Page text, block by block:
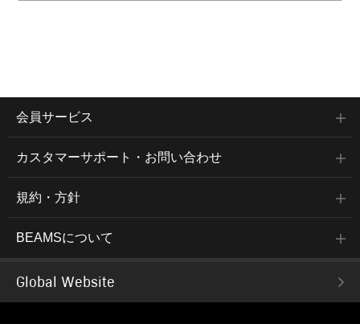
会員サービス
カスタマーサポート・お問い合わせ
規約・方針
BEAMSについて
Global Website